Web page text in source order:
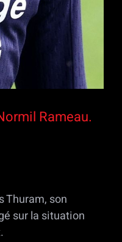
Rameau.
Thuram, son
sur la situation